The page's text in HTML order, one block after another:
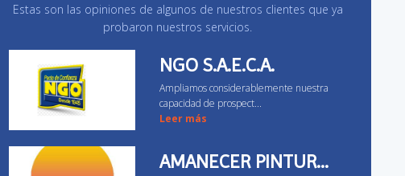
Estas son las opiniones de algunos de nuestros clientes que ya
probaron nuestros servicios.
NGO S.A.E.C.A.
Ampliamos considerablemente nuestra
capacidad de prospect...
Leer más
AMANECER PINTUR...